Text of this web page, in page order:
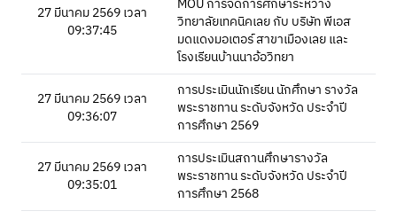
27 มีนาคม 2569 เวลา
09:37:45
วิทยาลัยเทคนิคเลย กับ บริษัท พีเอส
มดแดงมอเตอร์ สาขาเมืองเลย และ
โรงเรียนบ้านนาอ้อวิทยา
27 มีนาคม 2569 เวลา
09:36:07
การประเมินนักเรียน นักศึกษา รางวัล
พระราชทาน ระดับจังหวัด ประจำปี
การศึกษา 2569
27 มีนาคม 2569 เวลา
09:35:01
การประเมินสถานศึกษารางวัล
พระราชทาน ระดับจังหวัด ประจำปี
การศึกษา 2568